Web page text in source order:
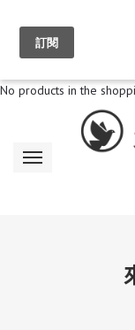
Sign in
My cart
No products in the